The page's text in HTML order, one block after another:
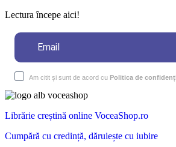
Lectura începe aici!
Am citit și sunt de acord cu Politica de
Librărie creștină online VoceaShop.ro
Cumpără cu credință, dăruiește cu iubire